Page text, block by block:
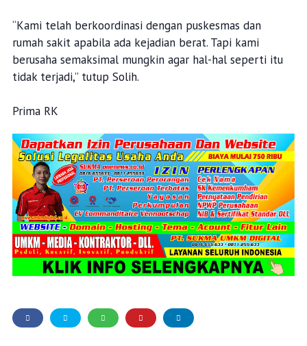
“Kami telah berkoordinasi dengan puskesmas dan
rumah sakit apabila ada kejadian berat. Tapi kami
berusaha semaksimal mungkin agar hal-hal seperti itu
tidak terjadi,” tutup Solih.
Prima RK